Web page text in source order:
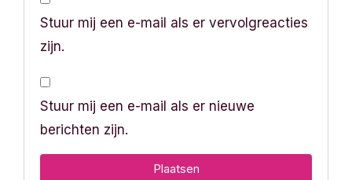
Stuur mij een e-mail als er vervolgreacties
zijn.
Stuur mij een e-mail als er nieuwe
berichten zijn.